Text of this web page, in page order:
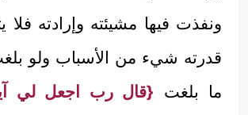
ونفذت فيها مشيئته وإرادته
قدرته شيء من الأسباب ولو
ما بلغت {قال رب اجعل لي